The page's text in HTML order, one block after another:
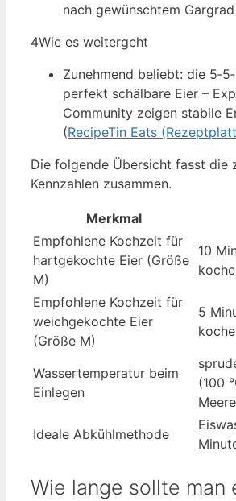
nach gewünschtem
4Wie es weitergeht
Zunehmend beliebt: die
perfekt schälbare Eier –
Community zeigen stabile
(RecipeTin Eats
Die folgende Übersicht fasst die
Kennzahlen zusammen.
Merkmal
Empfohlene Kochzeit für
hartgekochte Eier (Größe
M)
10
Empfohlene Kochzeit für
weichgekochte Eier
(Größe M)
5
Wassertemperatur beim
Einlegen
(100
Ideale Abkühlmethode
Wie lange sollte man